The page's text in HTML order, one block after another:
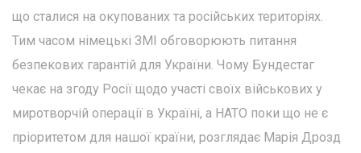
що сталися на окупованих та російських територіях.
Тим часом німецькі ЗМІ обговорюють питання
безпекових гарантій для України. Чому Бундестаг
чекає на згоду Росії щодо участі своїх військових у
миротворчій операції в Україні, а НАТО поки що не є
пріоритетом для нашої країни, розглядає Марія Дрозд